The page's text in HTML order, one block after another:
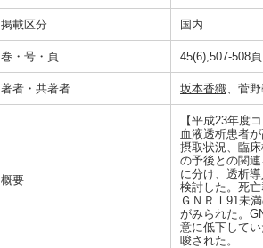
掲載区分 国内
巻・号・頁 45(6),507-508頁
著者・共著者 坂本香織、菅
概要
【平成23年度
血液透析患者
摂取状況、臨
の予後との関
に分け、透析
検討した。死
ＧＮＲＩ91未
がみられた。
意に低下して
唆された。